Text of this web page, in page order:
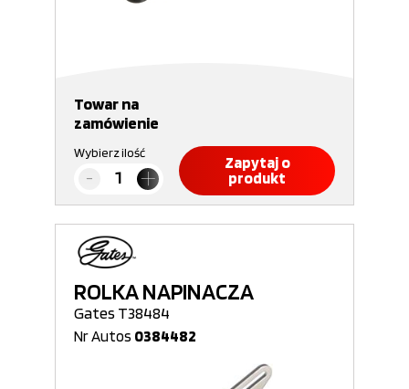
Towar na
zamówienie
Wybierz ilość
Zapytaj o
produkt
ROLKA NAPINACZA
Gates T38484
Nr Autos 0384482